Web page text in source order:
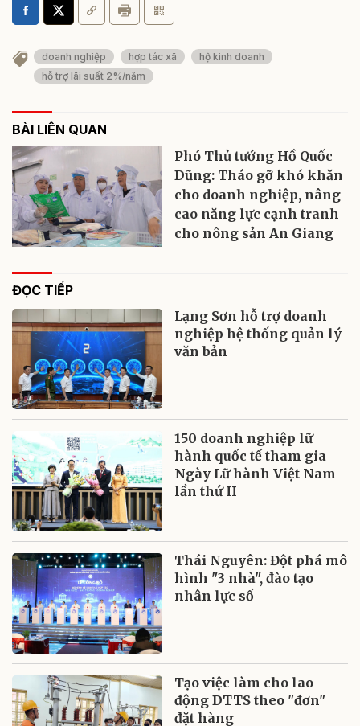
doanh nghiệp hợp tác xã
hộ kinh doanh
hỗ trợ lãi suất 2%/năm
BÀI LIÊN QUAN
Phó Thủ tướng Hồ Quốc
Dũng: Tháo gỡ khó khăn
cho doanh nghiệp, nâng
cao năng lực cạnh tranh
cho nông sản An Giang
ĐỌC TIẾP
Lạng Sơn hỗ trợ doanh
nghiệp hệ thống quản lý
văn bản
150 doanh nghiệp lữ
hành quốc tế tham gia
Ngày Lữ hành Việt Nam
lần thứ II
Thái Nguyên: Đột phá mô
hình "3 nhà", đào tạo
nhân lực số
Tạo việc làm cho lao
động DTTS theo "đơn"
đặt hàng